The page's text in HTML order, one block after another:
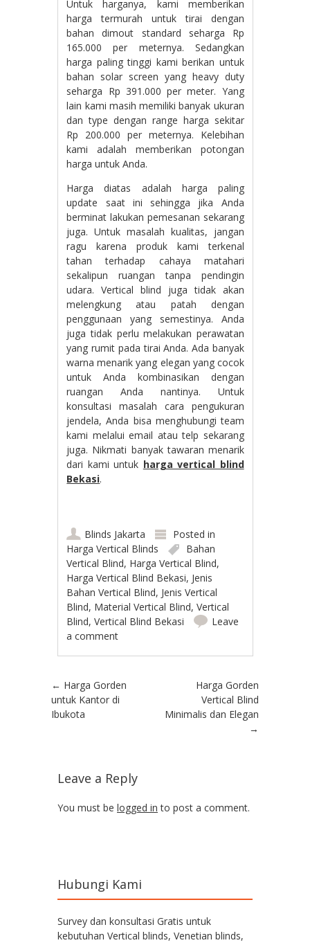
Untuk harganya, kami memberikan
harga termurah untuk tirai dengan
bahan dimout standard seharga Rp
165.000 per meternya. Sedangkan
harga paling tinggi kami berikan untuk
bahan solar screen yang heavy duty
seharga Rp 391.000 per meter. Yang
lain kami masih memiliki banyak ukuran
dan type dengan range harga sekitar
Rp 200.000 per meternya. Kelebihan
kami adalah memberikan potongan
harga untuk Anda.
Harga diatas adalah harga paling
update saat ini sehingga jika Anda
berminat lakukan pemesanan sekarang
juga. Untuk masalah kualitas, jangan
ragu karena produk kami terkenal
tahan terhadap cahaya matahari
sekalipun ruangan tanpa pendingin
udara. Vertical blind juga tidak akan
melengkung atau patah dengan
penggunaan yang semestinya. Anda
juga tidak perlu melakukan perawatan
yang rumit pada tirai Anda. Ada banyak
warna menarik yang elegan yang cocok
untuk Anda kombinasikan dengan
ruangan Anda nantinya. Untuk
konsultasi masalah cara pengukuran
jendela, Anda bisa menghubungi team
kami melalui email atau telp sekarang
juga. Nikmati banyak tawaran menarik
dari kami untuk harga vertical blind
Bekasi.
Blinds Jakarta
Posted in
Harga Vertical Blinds
Bahan
Vertical Blind, Harga Vertical Blind,
Harga Vertical Blind Bekasi, Jenis
Bahan Vertical Blind, Jenis Vertical
Blind, Material Vertical Blind,Vertical
Blind,Vertical Blind Bekasi
Leave
a comment
Post navigation
← Harga Gorden
untuk Kantor di
Ibukota
Harga Gorden
Vertical Blind
Minimalis dan Elegan
→
Leave a Reply
You must be logged in to post a comment.
Hubungi Kami
Survey dan konsultasi Gratis untuk
kebutuhan Vertical blinds, Venetian blinds,